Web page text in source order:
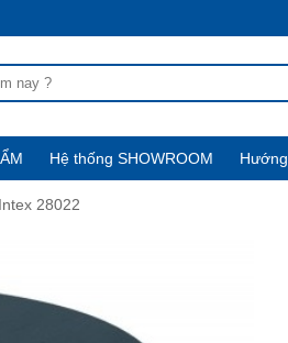
Hệ thống SHOWROOM
28022